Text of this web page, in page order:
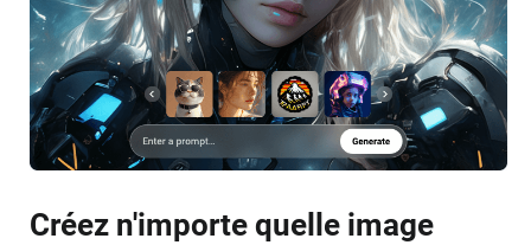
Créez n'importe quelle image